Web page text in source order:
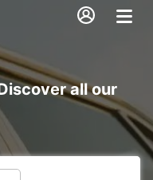
all our